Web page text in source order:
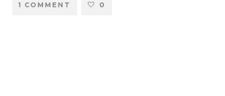
1 COMMENT 0